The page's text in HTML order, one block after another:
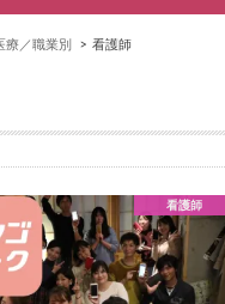
療／職業別 看護師
看護師